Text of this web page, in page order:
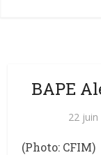
BAPE
22 juin
(Photo: CFIM)